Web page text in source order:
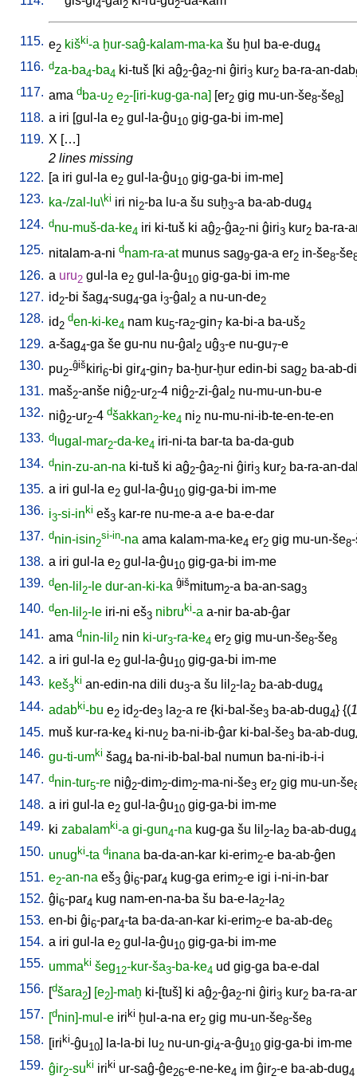
4 2 2
115. e2 kiški-a ḫur-saĝ-kalam-ma-ka šu ḫul ba-e-dug4
116. dza-ba4-ba4 ki-tuš [ki aĝ2-ĝa2-ni ĝiri3 kur2 ba-ra-an-dab
117. ama dba-u2 e2-[iri-kug-ga-na] [er2 gig mu-un-še8-še8]
118. a iri [gul-la e2 gul-la-ĝu10 gig-ga-bi im-me]
119. X […]
2 lines missing
122. [a iri gul-la e2 gul-la-ĝu10 gig-ga-bi im-me]
123. ka-/zal-lu\ki iri ni2-ba lu-a šu suḫ3-a ba-ab-dug4
124. dnu-muš-da-ke4 iri ki-tuš ki aĝ2-ĝa2-ni ĝiri3 kur2 ba-ra-
125. nitalam-a-ni dnam-ra-at munus sag9-ga-a er2 in-še8-še
126. a uru2 gul-la e2 gul-la-ĝu10 gig-ga-bi im-me
127. id 2-bi šag4-sug4-ga i3-ĝal 2 a nu-un-de2
128. id2
den-ki-ke4 nam ku5-ra2-gin7 ka-bi-a ba-uš2
129. a-šag4-ga še gu-nu nu-ĝal 2 uĝ3-e nu-gu7-e
130. pu2-ĝiš kiri6-bi gir4-gin7 ba-ḫur-ḫur edin-bi sag2 ba-ab-di
131. maš2-anše niĝ2-ur2-4 niĝ2-zi-ĝal 2 nu-mu-un-bu-e
132. niĝ2-ur2-4 dšakkan2-ke4 ni2 nu-mu-ni-ib-te-en-te-en
133. d lugal-mar2-da-ke4 iri-ni-ta bar-ta ba-da-gub
134. dnin-zu-an-na ki-tuš ki aĝ2-ĝa2-ni ĝiri3 kur2 ba-ra-an-
135. a iri gul-la e2 gul-la-ĝu10 gig-ga-bi im-me
136. i3-si-inki eš3 kar-re nu-me-a a-e ba-e-dar
137. dnin-isin2
si-in-na ama kalam-ma-ke4 er2 gig mu-un-še8
138. a iri gul-la e2 gul-la-ĝu10 gig-ga-bi im-me
139. den-lil 2-le dur-an-ki-ka ĝišmitum2-a ba-an-sag3
140. den-lil 2-le iri-ni eš3 nibruki-a a-nir ba-ab-ĝar
141. ama dnin-lil 2 nin ki-ur3-ra-ke4 er2 gig mu-un-še8-še8
142. a iri gul-la e2 gul-la-ĝu10 gig-ga-bi im-me
143. keš3
ki an-edin-na dili du3-a šu lil 2-la2 ba-ab-dug4
144. adabki-bu e2 id2-de3 la2-a re {ki-bal-še3 ba-ab-dug4} {(
145. muš kur-ra-ke4 ki-nu2 ba-ni-ib-ĝar ki-bal-še3 ba-ab-dug
146. gu-ti-umki šag4 ba-ni-ib-bal-bal numun ba-ni-ib-i-i
147. dnin-tur5-re niĝ2-dim2-dim2-ma-ni-še3 er2 gig mu-un-še
148. a iri gul-la e2 gul-la-ĝu10 gig-ga-bi im-me
149. ki zabalamki-a gi-gun4-na kug-ga šu lil 2-la2 ba-ab-dug4
150. unugki-ta dinana ba-da-an-kar ki-erim2-e ba-ab-ĝen
151. e2-an-na eš3 ĝi6-par4 kug-ga erim2-e igi i-ni-in-bar
152. ĝi6-par4 kug nam-en-na-ba šu ba-e-la2-la2
153. en-bi ĝi6-par4-ta ba-da-an-kar ki-erim2-e ba-ab-de6
154. a iri gul-la e2 gul-la-ĝu10 gig-ga-bi im-me
155. ummaki šeg12-kur-ša3-ba-ke4 ud gig-ga ba-e-dal
156. [dšara2] [e2]-maḫ ki-[tuš] ki aĝ2-ĝa2-ni ĝiri3 kur2 ba-ra-
157. [dnin]-mul-e iriki ḫul-a-na er2 gig mu-un-še8-še8
158. [iriki-ĝu10] la-la-bi lu2 nu-un-gi4-a-ĝu10 gig-ga-bi im-me
159. ĝir2-suki iriki ur-saĝ-ĝe26-e-ne-ke4 im ĝir2-e ba-ab-dug4